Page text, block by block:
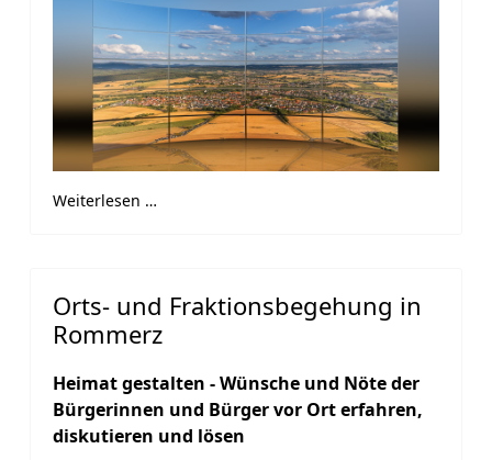
Weiterlesen …
Orts- und Fraktionsbegehung in
Rommerz
Heimat gestalten - Wünsche und Nöte der
Bürgerinnen und Bürger vor Ort erfahren,
diskutieren und lösen